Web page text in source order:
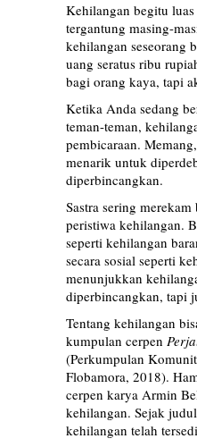
Kehilangan begitu
tergantung masing-
kehilangan seseorang
uang seratus ribu
bagi orang kaya, tapi
Ketika Anda sedang
teman-teman,
pembicaraan.
menarik untuk
diperbincangkan.
Sastra sering
peristiwa kehilangan.
seperti kehilangan
secara sosial seperti
menunjukkan
diperbincangkan, tapi
Tentang kehilangan
kumpulan cerpen
(Perkumpulan
Flobamora, 2018).
cerpen karya Armin
kehilangan. Sejak
kehilangan telah